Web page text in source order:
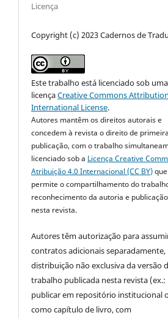
Licença
Copyright (c) 2023 Cadernos de
Este trabalho está licenciado sob uma
licençaCreative Commons
International License.
Autores mantêm os direitos autorais e
concedem à revista o direito de
publicação, com o trabalho
licenciado sob a Licença Creative
Atribuição 4.0 Internacional (CC BY)que
permite o compartilhamento do
reconhecimento da autoria e
nesta revista.
Autores têm autorização para
contratos adicionais separadamente,
distribuição não exclusiva da versão
trabalho publicada nesta revista (ex.:
publicar em repositório institucional
como capítulo de livro, com